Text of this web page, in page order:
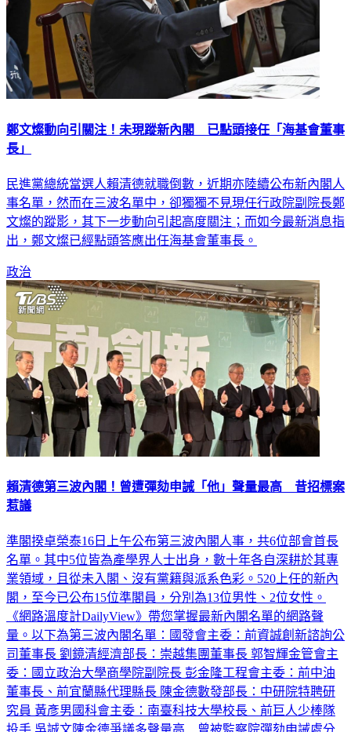
鄭文燦動向引關注！未現蹤新內閣 已點頭接任「海基會董事
民進黨總統當選人賴清德就職倒數，近期亦陸續公布新內閣人
事名單，然而在三波名單中，卻獨獨不見現任行政院副院長鄭
文燦的蹤影，其下一步動向引起高度關注；而如今最新消息指
政治
賴清德第三波內閣！曾遭彈劾申誡「他」聲量最高 昔招標案
準閣揆卓榮泰16日上午公布第三波內閣人事，共6位部會首長
名單。其中5位皆為產學界人士出身，數十年各自深耕於其專
業領域，且從未入閣、沒有黨籍與派系色彩。520上任的新內
閣，至今已公布15位準閣員，分別為13位男性、2位女性。
《網路溫度計DailyView》帶您掌握最新內閣名單的網路聲
量。以下為第三波內閣名單：國發會主委：前資誠創新諮詢公
司董事長 劉鏡清經濟部長：崇越集團董事長 郭智輝金管會主
委：國立政治大學商學院副院長 彭金隆工程會主委：前中油
董事長、前宜蘭縣代理縣長 陳金德數發部長：中研院特聘研